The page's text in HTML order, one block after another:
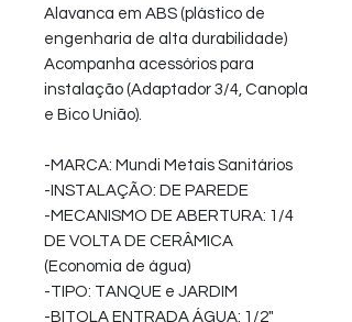
Alavanca em ABS (plástico de
engenharia de alta durabilidade)
Acompanha acessórios para
instalação (Adaptador 3/4, Canopla
e Bico União).
-MARCA: Mundi Metais Sanitários
-INSTALAÇÃO: DE PAREDE
-MECANISMO DE ABERTURA: 1/4
DE VOLTA DE CERÂMICA
(Economia de água)
-TIPO: TANQUE e JARDIM
-BITOLA ENTRADA ÁGUA: 1/2"